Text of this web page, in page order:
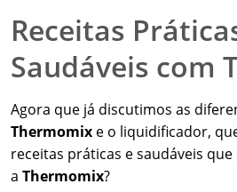
Receitas
Saudáveis com
Agora que já discutimos as
Thermomix e o liquidificador,
receitas práticas e saudáveis
a Thermomix?